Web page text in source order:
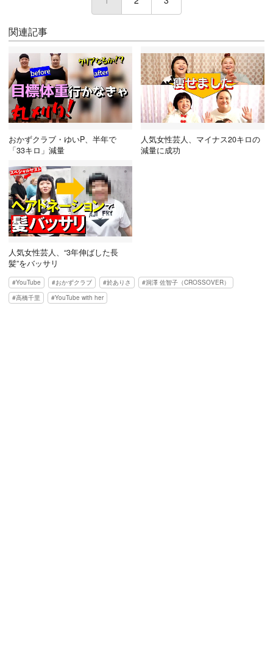
関連記事
おかずクラブ・ゆいP、半年で
「33キロ」減量
人気女性芸人、マイナス20キロの
減量に成功
人気女性芸人、“3年伸ばした長
髪”をバッサリ
YouTube おかずクラブ 於ありさ
洞澤 佐智子（CROSSOVER）
高橋千里
YouTube with her